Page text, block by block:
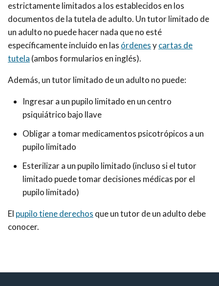
estrictamente limitados a los establecidos en los
documentos de la tutela de adulto. Un tutor limitado de
un adulto no puede hacer nada que no esté
específicamente incluido en las órdenesycartas de
tutela (ambos formularios en inglés).
Además, un tutor limitado de un adulto no puede:
Ingresar a un pupilo limitado en un centro
psiquiátrico bajo llave
Obligar a tomar medicamentos psicotrópicos a un
pupilo limitado
Esterilizar a un pupilo limitado (incluso si el tutor
limitado puede tomar decisiones médicas por el
pupilo limitado)
El pupilo tiene derechos que un tutor de un adulto debe
conocer.